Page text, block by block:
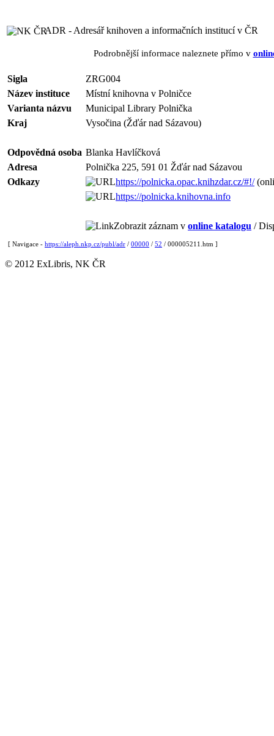
ADR - Adresář knihoven a informačních institucí v ČR
Podrobnější informace naleznete přímo v
Sigla
ZRG004
Název instituce
Místní knihovna v Polničce
Varianta názvu
Municipal Library Polnička
Kraj
Vysočina (Žďár nad Sázavou)
Odpovědná osoba Blanka Havlíčková
Adresa
Polnička 225, 591 01 Žďár nad Sázavou
Odkazy
https://polnicka.opac.knihzdar.cz/#!/
https://polnicka.knihovna.info
Zobrazit záznam v online katalogu /
[ Navigace - https://aleph.nkp.cz/publ/adr / 00000 / 52 / 000005211.htm ]
© 2012 ExLibris, NK ČR